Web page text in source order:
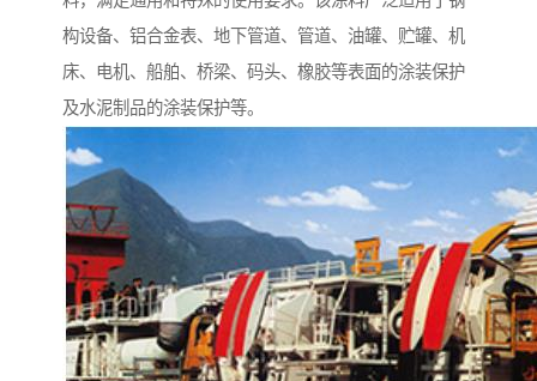
构设备、铝合金表、地下管道、管道、油罐、贮罐、机
床、电机、船舶、桥梁、码头、橡胶等表面的涂装保护
及水泥制品的涂装保护等。